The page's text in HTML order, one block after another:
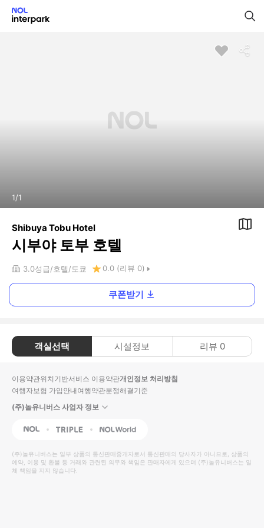
1/1
Shibuya Tobu Hotel
시부야 토부 호텔
3.0성급 호텔 도쿄 0.0 (리뷰 0)
쿠폰받기
객실선택 시설정보 리뷰 0
이용약관위치기반서비스 이용약관개인정보 처리방침
여행자보험 가입안내여행약관분쟁해결기준
(주)놀유니버스 사업자 정보
NOL Triple Interpark Global
(주)놀유니버스는 일부 상품의 통신판매중개자로서 통신판매의 당사자가 아니므로, 상품의
예약, 이용 및 환불 등 거래와 관련된 의무와 책임은 판매자에게 있으며 (주)놀유니버스는 일
체 책임을 지지 않습니다.